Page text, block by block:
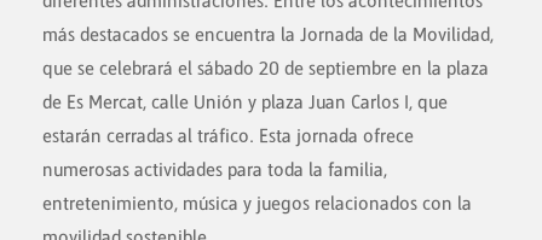
más destacados se encuentra la Jornada de la Movilidad,
que se celebrará el sábado 20 de septiembre en la plaza
de Es Mercat, calle Unión y plaza Juan Carlos I, que
estarán cerradas al tráfico. Esta jornada ofrece
numerosas actividades para toda la familia,
entretenimiento, música y juegos relacionados con la